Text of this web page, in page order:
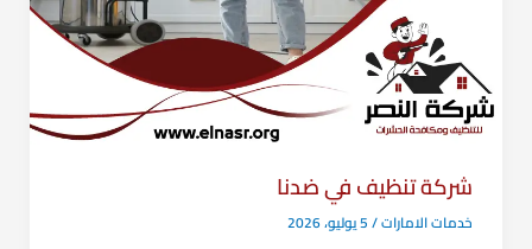
شركة تنظيف في ضدنا
خدمات الامارات/5 يوليو، 2026